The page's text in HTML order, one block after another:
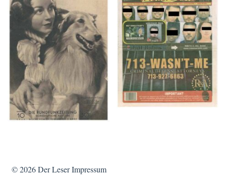
HÖR ZU! – 1949,
NUMMER 10, Woche
vom 27. Februar bis 05.
März
A-TOWN BUSTED –
8/15/16–9/1/16
© 2026Der Leser Impressum